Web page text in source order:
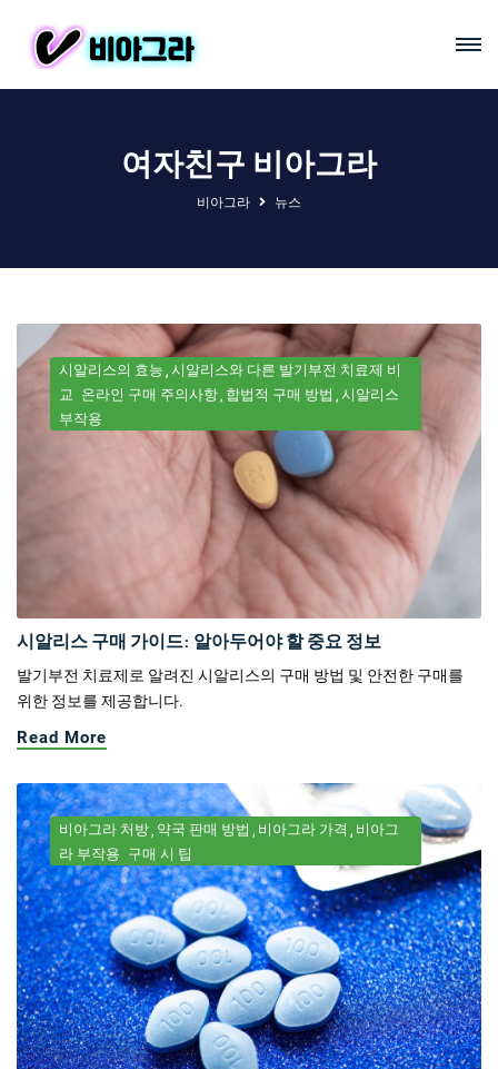
여자친구 비아그라
비아그라 뉴스
시알리스의 효능 시알리스와 다른 발기부전 치료제 비
교 온라인 구매 주의사항 합법적 구매 방법 시알리스
부작용
시알리스 구매 가이드: 알아두어야 할 중요 정보
발기부전 치료제로 알려진 시알리스의 구매 방법 및 안전한 구매를
위한 정보를 제공합니다.
Read More
비아그라 처방 약국 판매 방법 비아그라 가격
비아그
라 부작용 구매 시 팁